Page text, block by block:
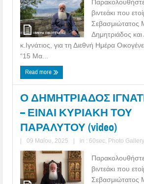
βιντεάκι που
Σεβασμιώτατος
Δημητριάδος
κ.Ιγνάτιος, για τη Διεθνή Ημέρα
“15 Μα...
Read more
Ο ΔΗΜΗΤΡΙΑΔΟΣ
– ΕΙΝΑΙ ΚΥΡΙΑΚΗ ΤΟΥ
ΠΑΡΑΛΥΤΟΥ (video)
| 09 Μαΐου, 2025 | in : 60sec Photo Gallery
βιντεάκι που
Σεβασμιώτατος